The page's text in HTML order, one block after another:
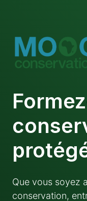
Que vous soyez
conservation,